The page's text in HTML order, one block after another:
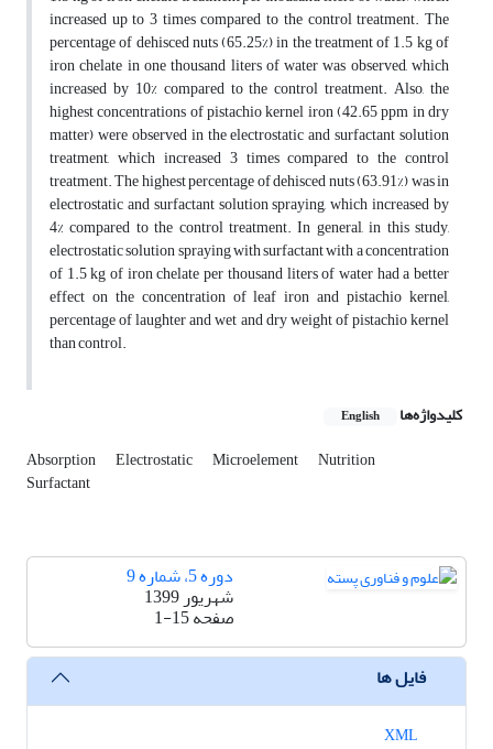
increased up to 3 times compared to the control treatment. The
percentage of dehisced nuts (65.25%) in the treatment of 1.5 kg of
iron chelate in one thousand liters of water was observed, which
increased by 10% compared to the control treatment. Also, the
highest concentrations of pistachio kernel iron (42.65 ppm in dry
matter) were observed in the electrostatic and surfactant solution
treatment, which increased 3 times compared to the control
treatment. The highest percentage of dehisced nuts (63.91%) was in
electrostatic and surfactant solution spraying, which increased by
4% compared to the control treatment. In general, in this study,
electrostatic solution spraying with surfactant with a concentration
of 1.5 kg of iron chelate per thousand liters of water had a better
effect on the concentration of leaf iron and pistachio kernel,
percentage of laughter and wet and dry weight of pistachio kernel
than control.
کلیدواژه‌ها English
Absorption Electrostatic Microelement Nutrition
Surfactant
دوره 5، شماره 9
شهریور 1399
صفحه1-15
فایل ها